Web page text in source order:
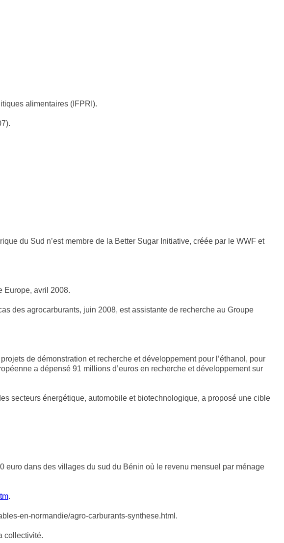
alimentaires (IFPRI).
du Sud n’est membre de la Better Sugar Initiative, créée par le WWF et
Europe, avril 2008.
des agrocarburants, juin 2008, est assistante de recherche au Groupe
de démonstration et recherche et développement pour l’éthanol, pour
a dépensé 91 millions d’euros en recherche et développement sur
secteurs énergétique, automobile et biotechnologique, a proposé une cible
euro dans des villages du sud du Bénin où le revenu mensuel par ménage
.
en-normandie/agro-carburants-synthese.html.
collectivité.